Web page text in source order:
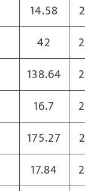
14.58
42
138.64
16.7
175.27
17.84